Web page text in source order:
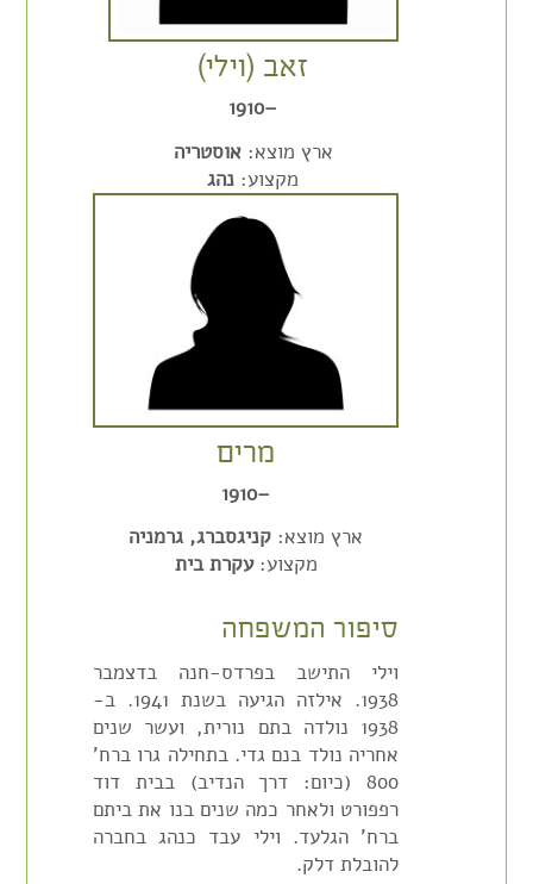
זאב (וילי)
–1910
ארץ מוצא:אוסטריה
מקצוע: נהג
מרים
–1910
ארץ מוצא: קניגסברג, גרמניה
מקצוע:עקרת בית
סיפור המשפחה
וילי התישב בפרדס-חנה בדצמבר
1938. אילזה הגיעה בשנת 1941. ב-
1938 נולדה בתם נורית, ועשר שנים
אחריה נולד בנם גדי. בתחילה גרו ברח'
800 (כיום: דרך הנדיב) בבית דוד
רפפורט ולאחר כמה שנים בנו את ביתם
ברח' הגלעד. וילי עבד כנהג בחברה
להובלת דלק.